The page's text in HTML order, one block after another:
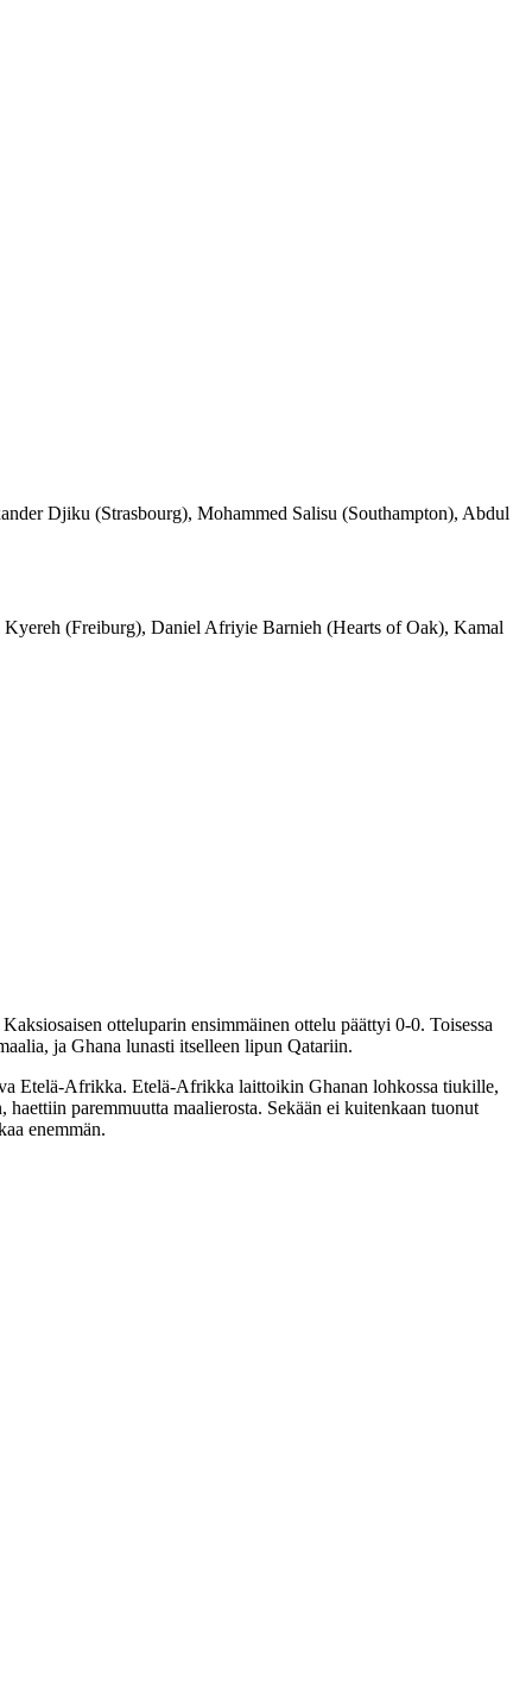
Djiku (Strasbourg), Mohammed Salisu (Southampton), Abdul
(Freiburg), Daniel Afriyie Barnieh (Hearts of Oak), Kamal
otteluparin ensimmäinen ottelu päättyi 0-0. Toisessa
ja Ghana lunasti itselleen lipun Qatariin.
Etelä-Afrikka. Etelä-Afrikka laittoikin Ghanan lohkossa tiukille,
paremmuutta maalierosta. Sekään ei kuitenkaan tuonut
enemmän.